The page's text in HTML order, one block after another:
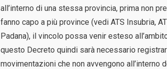
all’interno di una stessa provincia, prima non
fanno capo a più province (vedi ATS Insubria,
Padana), il vincolo possa venir esteso
questo Decreto quindi sarà necessario
movimentazioni che non avvengono